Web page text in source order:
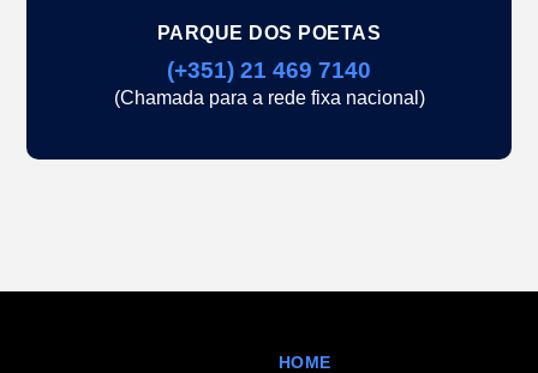
PARQUE DOS POETAS
(+351) 21 469 7140
(Chamada para a rede fixa nacional)
HOME